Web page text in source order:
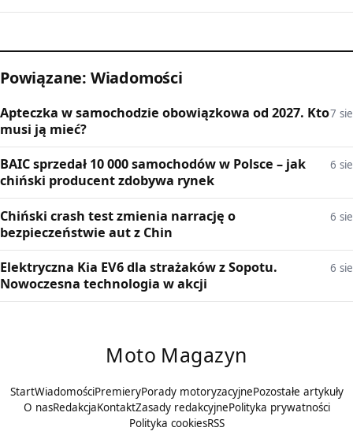
Powiązane: Wiadomości
Apteczka w samochodzie obowiązkowa od 2027. Kto
musi ją mieć?
7 sie
BAIC sprzedał 10 000 samochodów w Polsce – jak
chiński producent zdobywa rynek
6 sie
Chiński crash test zmienia narrację o
bezpieczeństwie aut z Chin
6 sie
Elektryczna Kia EV6 dla strażaków z Sopotu.
Nowoczesna technologia w akcji
6 sie
Moto Magazyn
StartWiadomościPremieryPorady motoryzacyjnePozostałe artykuły
O nasRedakcjaKontaktZasady redakcyjnePolityka prywatności
Polityka cookiesRSS